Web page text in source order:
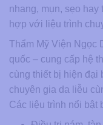
nhang, mụn, sẹo hay
hợp với liệu trình
Thẩm Mỹ Viện Ngọc
quốc – cung cấp hệ
cùng thiết bị hiện đại
chuyên gia da liễu
Các liệu trình nổi bật